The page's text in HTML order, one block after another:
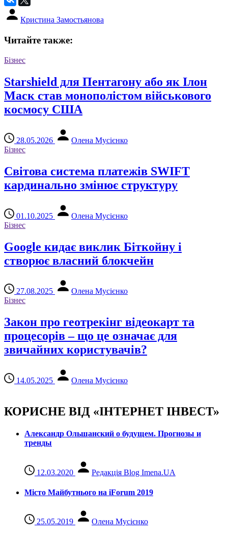
Кристина Замостьянова
Читайте также:
Бізнес
Starshield для Пентагону або як Ілон
Маск став монополістом військового
космосу США
28.05.2026
Олена Мусієнко
Бізнес
Світова система платежів SWIFT
кардинально змінює структуру
01.10.2025
Олена Мусієнко
Бізнес
Google кидає виклик Біткойну і
створює власний блокчейн
27.08.2025
Олена Мусієнко
Бізнес
Закон про геотрекінг відеокарт та
процесорів – що це означає для
звичайних користувачів?
14.05.2025 Олена Мусієнко
КОРИСНЕ ВІД «ІНТЕРНЕТ ІНВЕСТ»
Александр Ольшанский о будущем. Прогнозы и
тренды
12.03.2020 Редакція Blog Imena.UA
Місто Майбутнього на iForum 2019
25.05.2019 Олена Мусієнко